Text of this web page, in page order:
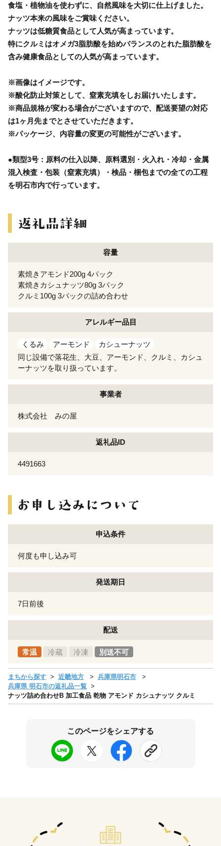
食塩・植物油を使わずに、自然風味を大切に仕上げました。
ナッツ本来の風味をご賞味ください。
ナッツは低糖質食品として人気が高まっています。
特にクルミはオメガ3脂肪酸を始めバランスのとれた脂肪酸を
含み健康食品としての人気が高まっています。
※画像はイメージです。
※酸化防止対策として、窒素充填をしお届けいたします。
※商品規格が変わる場合がございますので、配送要望の対応
は1ヶ月先までとさせていただきます。
※パッケージ、内容量の変更の可能性がございます。
●類型3号：原料の仕入以降、原料選別・火入れ・冷却・金属
混入検査・包装（窒素充填）・検品・梱包までの全ての工程
を明石市内で行っています。
容量
素焼きアモンド200g 4パック
素焼きカシュナッツ80g 3パック
クルミ100g 3パックの詰め合わせ
アレルギー品目
くるみ アーモンド
カシューナッツ
同じ設備で落花生、大豆、アーモンド、クルミ、カシュ
ーナッツを取り扱っています。
事業者
株式会社 みの屋
返礼品ID
4491663
申込条件
何度も申し込み可
発送期日
7日前後
配送
常温 冷蔵 冷凍 別送不可
まちから探す 近畿地方
兵庫県明石市
兵庫県 明石市の返礼品一覧
ナッツ詰め合わせB 加工食品 乾物 アモンド カシュナッツ クルミ
このページをシェアする